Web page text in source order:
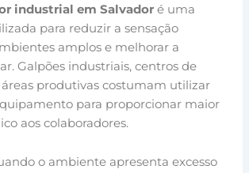
industrial em Salvador é uma
para reduzir a sensação
amplos e melhorar a
Galpões industriais, centros de
produtivas costumam utilizar
para proporcionar maior
aos colaboradores.
o ambiente apresenta excesso